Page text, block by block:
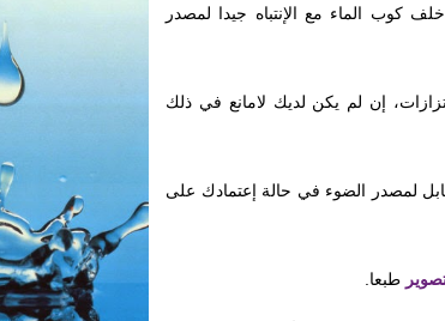
كوب الماء مع الإنتباه جيدا لمصدر
إن لم يكن لديك لامانع في ذلك
لمصدر الضوء في حالة إعتمادك على
طبعا.